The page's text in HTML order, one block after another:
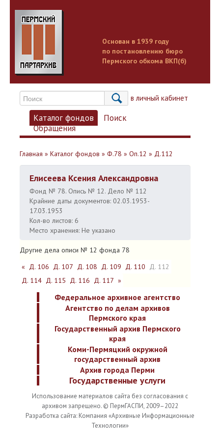
Основан в 1939 году
по постановлению бюро
Пермского обкома ВКП(б)
Вход в личный кабинет
Каталог фондов
Поиск
Обращения
Главная » Каталог фондов » Ф.78 » Оп.12 » Д.112
Елисеева Ксения Александровна
Фонд № 78. Опись № 12. Дело № 112
Крайние даты документов: 02.03.1953-
17.03.1953
Кол-во листов: 6
Место хранения: Не указано
Другие дела описи № 12 фонда 78
« Д. 106 Д. 107 Д. 108 Д. 109 Д. 110 Д. 112
Д. 114 Д. 115 Д. 116 Д. 117 »
Федеральное архивное агентство
Агентство по делам архивов
Пермского края
Государственный архив Пермского
края
Коми-Пермяцкий окружной
государственный архив
Архив города Перми
Государственные услуги
Использование материалов сайта без согласования с
архивом запрещено. © ПермГАСПИ, 2009–2022
Разработка сайта: Компания «Архивные Информационные
Технологии»